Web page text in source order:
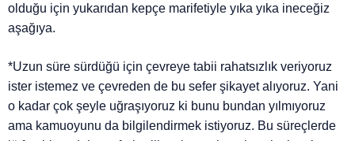
olduğu için yukarıdan kepçe marifetiyle yıka yıka ineceğiz
aşağıya.
*Uzun süre sürdüğü için çevreye tabii rahatsızlık veriyoruz
ister istemez ve çevreden de bu sefer şikayet alıyoruz. Yani
o kadar çok şeyle uğraşıyoruz ki bunu bundan yılmıyoruz
ama kamuoyunu da bilgilendirmek istiyoruz. Bu süreçlerde